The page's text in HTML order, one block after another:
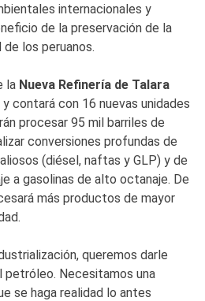
internacionales y
de la preservación de la
los peruanos.
la Nueva Refinería de Talara
contará con 16 nuevas unidades
procesar 95 mil barriles de
conversiones profundas de
(diésel, naftas y GLP) y de
a gasolinas de alto octanaje. De
más productos de mayor
queremos darle
petróleo. Necesitamos una
se haga realidad lo antes